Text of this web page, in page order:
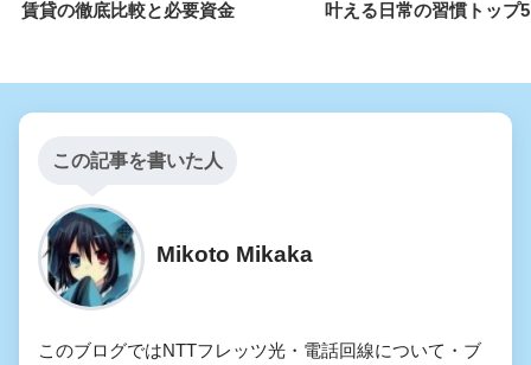
賃貸の徹底比較と必要資金
叶える日常の習慣トップ5
この記事を書いた人
Mikoto Mikaka
このブログではNTTフレッツ光・電話回線について・ブ